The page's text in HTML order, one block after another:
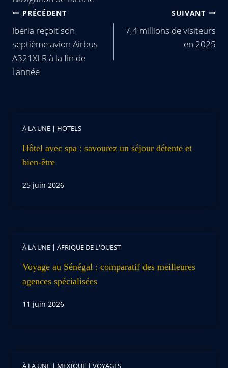
PRÉCÉDENT
Iberia reçoit son
septième avion Airbus
A321XLR à la fin de
l'année
SUIVANT
7,4 millions de visiteurs
en 2025
À LA UNE | HOTELS
Hôtel avec spa : savourez un séjour détente et
bien-être
25 juin 2026
À LA UNE | AFRIQUE DE L'OUEST
Voyage au Sénégal : comparatif des meilleures
agences spécialisées
11 juin 2026
À LA UNE | MEXIQUE | VOYAGES